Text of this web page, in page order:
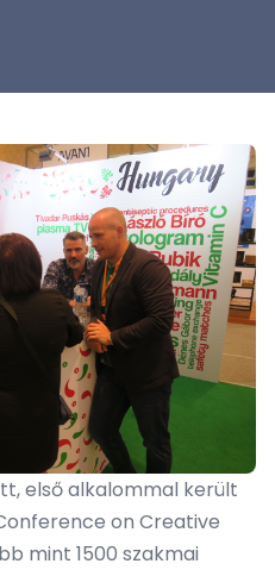
első alkalommal került
on Creative
mint 1500 szakmai